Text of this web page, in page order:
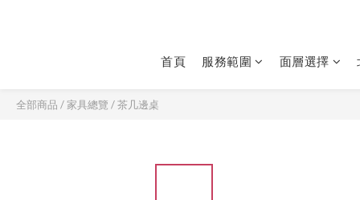
首頁 服務範圍 面層選擇
全部商品 /家具總覽 /茶几邊桌